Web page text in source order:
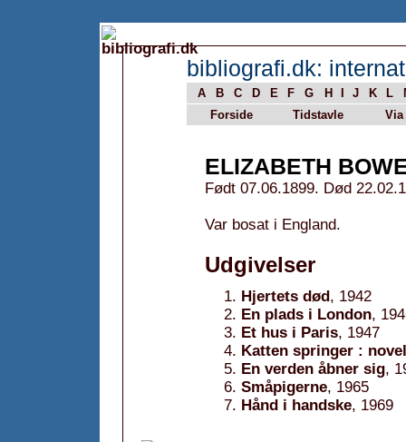
bibliografi.dk:
A B C D E F G H J K L
Forside
Tidstavle Via
ELIZABETH
Født 07.06.1899. Død
Var bosat i England.
Udgivelser
Hjertets død, 1942
En plads i London,
Et hus i Paris, 1947
Katten springer :
En verden åbner sig,
Småpigerne, 1965
Hånd i handske, 1969